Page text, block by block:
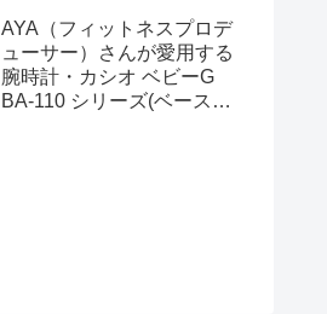
AYA（フィットネスプロデ
ューサー）さんが愛用する
腕時計・カシオ ベビーG
BA-110 シリーズ(ベースモ